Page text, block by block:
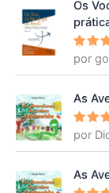
Os
ção3
por
As
5
por
As